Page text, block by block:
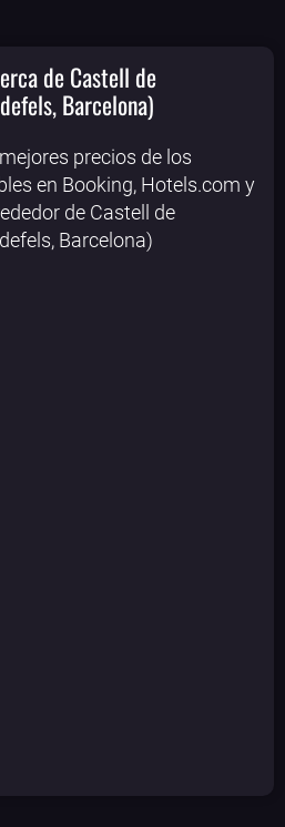
de Castell de
Barcelona)
precios de los
en Booking, Hotels.com y
de Castell de
Barcelona)